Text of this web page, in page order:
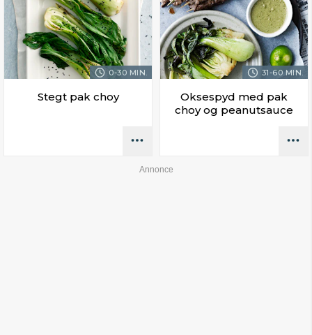
0-30 MIN.
Stegt pak choy
31-60 MIN.
Oksespyd med pak
choy og peanutsauce